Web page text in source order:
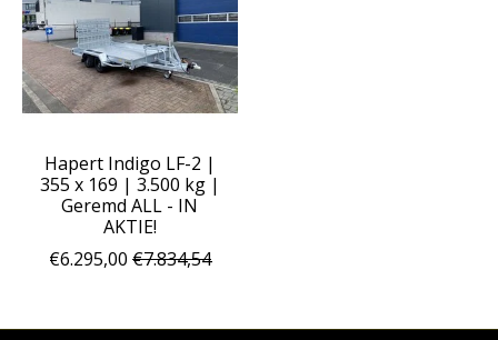
Hapert Indigo LF-2 |
355 x 169 | 3.500 kg |
Geremd ALL - IN
AKTIE!
€6.295,00 €7.834,54